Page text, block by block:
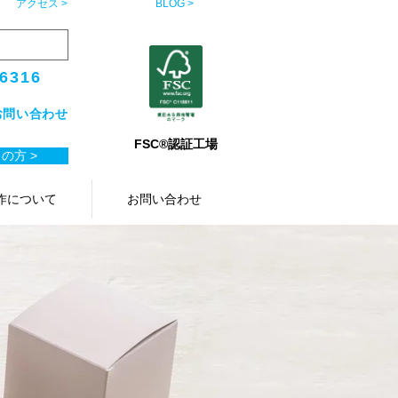
BLOG >
アクセス >
い合わせ
方 >
FSC®認証工場
について お問い合わせ